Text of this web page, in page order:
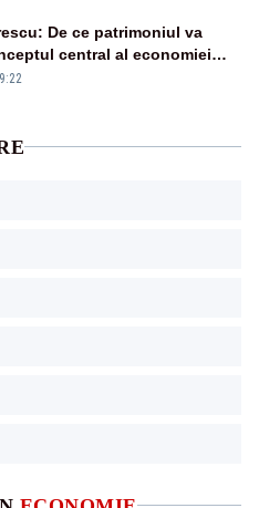
De ce patrimoniul va
central al economiei